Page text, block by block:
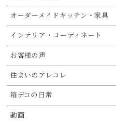
オーダーメイドキッチン・家具
インテリア・コーディネート
お客様の声
住まいのアレコレ
箱デコの日常
動画